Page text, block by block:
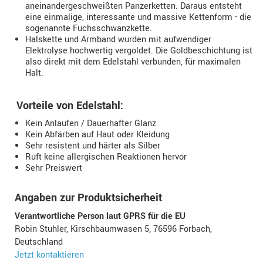
aneinandergeschweißten Panzerketten. Daraus entsteht
eine einmalige, interessante und massive Kettenform - die
sogenannte Fuchsschwanzkette.
Halskette und Armband wurden mit aufwendiger
Elektrolyse hochwertig vergoldet. Die Goldbeschichtung ist
also direkt mit dem Edelstahl verbunden, für maximalen
Halt.
Vorteile von Edelstahl:
Kein Anlaufen / Dauerhafter Glanz
Kein Abfärben auf Haut oder Kleidung
Sehr resistent und härter als Silber
Ruft keine allergischen Reaktionen hervor
Sehr Preiswert
Angaben zur Produktsicherheit
Verantwortliche Person laut GPRS für die EU
Robin Stuhler, Kirschbaumwasen 5, 76596 Forbach,
Deutschland
Jetzt kontaktieren